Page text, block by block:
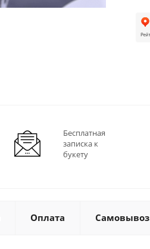
Бесплатная
записка к
букету
Оплата Самовывоз